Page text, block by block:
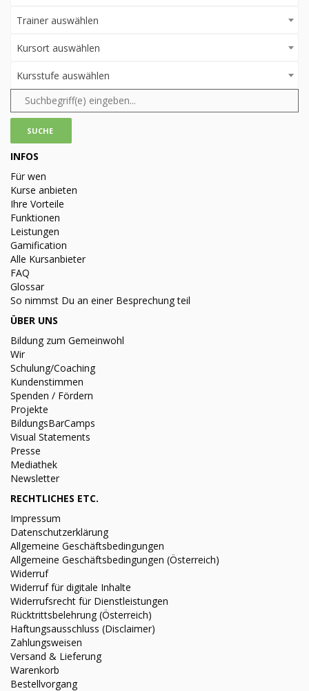
Trainer auswählen
Kursort auswählen
Kursstufe auswählen
INFOS
Für wen
Kurse anbieten
Ihre Vorteile
Funktionen
Leistungen
Gamification
Alle Kursanbieter
FAQ
Glossar
So nimmst Du an einer Besprechung teil
ÜBER UNS
Bildung zum Gemeinwohl
Wir
Schulung/Coaching
Kundenstimmen
Spenden / Fördern
Projekte
BildungsBarCamps
Visual Statements
Presse
Mediathek
Newsletter
RECHTLICHES ETC.
Impressum
Datenschutzerklärung
Allgemeine Geschäftsbedingungen
Allgemeine Geschäftsbedingungen (Österreich)
Widerruf
Widerruf für digitale Inhalte
Widerrufsrecht für Dienstleistungen
Rücktrittsbelehrung (Österreich)
Haftungsausschluss (Disclaimer)
Zahlungsweisen
Versand & Lieferung
Warenkorb
Bestellvorgang